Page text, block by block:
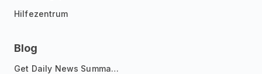
Hilfezentrum
Blog
Get Daily News Summaries About Any Topic in Telegram, Discord, Slack, and Email